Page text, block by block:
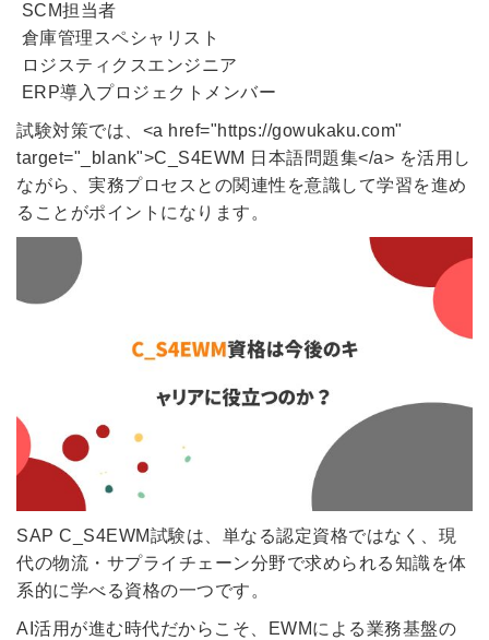
SCM担当者
倉庫管理スペシャリスト
ロジスティクスエンジニア
ERP導入プロジェクトメンバー
試験対策では、<a href="https://gowukaku.com"
target="_blank">C_S4EWM 日本語問題集</a> を活用し
ながら、実務プロセスとの関連性を意識して学習を進め
ることがポイントになります。
SAP C_S4EWM試験は、単なる認定資格ではなく、現
代の物流・サプライチェーン分野で求められる知識を体
系的に学べる資格の一つです。
AI活用が進む時代だからこそ、EWMによる業務基盤の